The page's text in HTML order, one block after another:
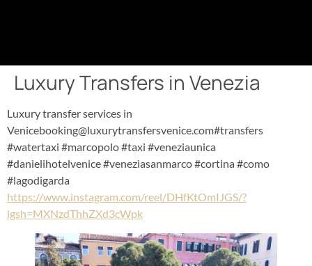
Luxury Transfers in Venezia
Luxury transfer services in
Venicebooking@luxurytransfersvenice.com#transfers
#watertaxi #marcopolo #taxi #veneziaunica
#danielihotelvenice #veneziasanmarco #cortina #como
#lagodigarda
https://www.instagram.com/reel/DHfKtOmIJGS/?
igsh=MXNzdThhZXd3cWpk